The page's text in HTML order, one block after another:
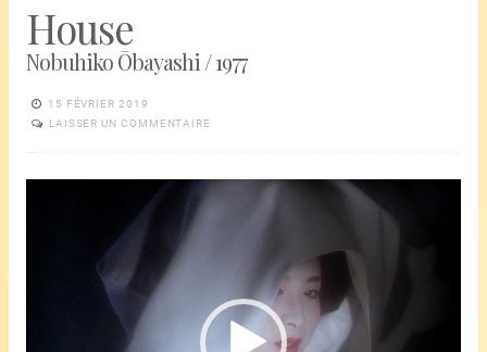
House
Nobuhiko Ōbayashi / 1977
15 FÉVRIER 2019
LAISSER UN COMMENTAIRE